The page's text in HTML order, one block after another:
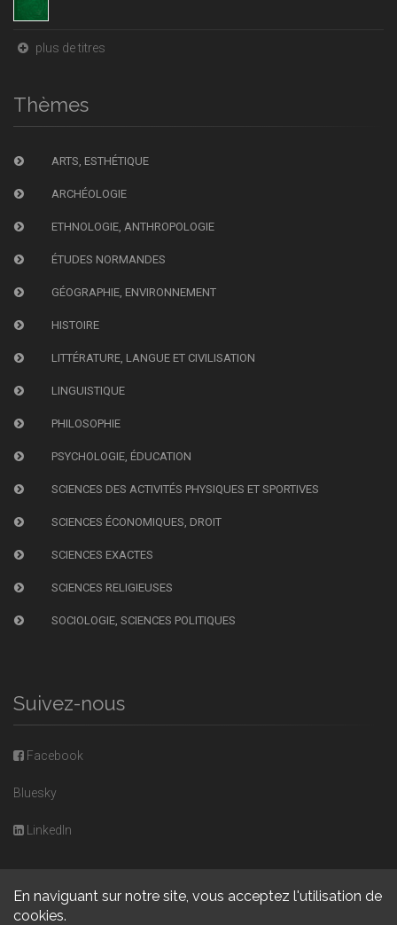
En naviguant sur notre site, vous acceptez l'utilisation de
cookies.
plus de titres
Thèmes
ARTS, ESTHÉTIQUE
ARCHÉOLOGIE
ETHNOLOGIE, ANTHROPOLOGIE
ÉTUDES NORMANDES
GÉOGRAPHIE, ENVIRONNEMENT
HISTOIRE
LITTÉRATURE, LANGUE ET CIVILISATION
LINGUISTIQUE
PHILOSOPHIE
PSYCHOLOGIE, ÉDUCATION
SCIENCES DES ACTIVITÉS PHYSIQUES ET SPORTIVES
SCIENCES ÉCONOMIQUES, DROIT
SCIENCES EXACTES
SCIENCES RELIGIEUSES
SOCIOLOGIE, SCIENCES POLITIQUES
Suivez-nous
Facebook
Bluesky
LinkedIn